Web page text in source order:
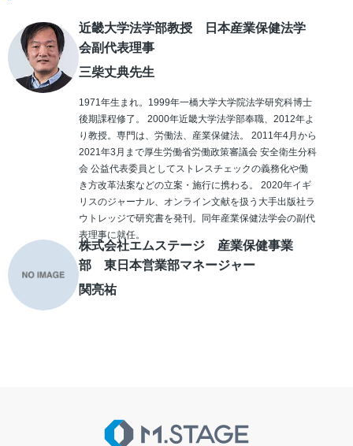
近畿大学法学部教授 日本産業保健法学
会副代表理事
三柴丈典先生
1971年生まれ。1999年一橋大学大学院法学研究科博士
後期課程修了。 2000年近畿大学法学部奉職、2012年よ
り教授。専門は、労働法、産業保健法。 2011年4月から
2021年3月まで厚生労働省労働政策審議会 安全衛生分科
会 公益代表委員としてストレスチェックの義務化や働
き方改革法案などの立案・施行に携わる。 2020年イギ
リスのジャーナル、オンライン文献を扱う大手出版社ラ
ウトレッジで研究書を発刊。同年産業保健法学会の副代
表理事に就任。
株式会社エムステージ 産業保健事業
部 東日本営業部マネージャー
関亮祐